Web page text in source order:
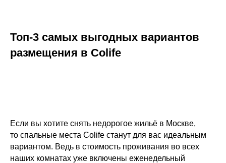
Топ-3 самых выгодных вариантов
размещения в Colife
Если вы хотите снять недорогое жильё в Москве,
то спальные места Colife станут для вас идеальным
вариантом. Ведь в стоимость проживания во всех
наших комнатах уже включены еженедельный